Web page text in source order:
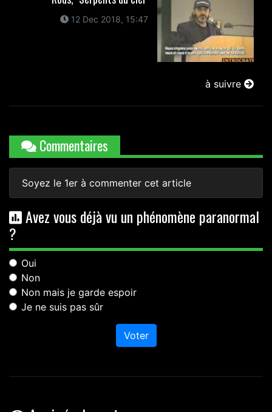
12 Dec 2018, 15:47
à suivre
Commentaires
Soyez le 1er à commenter cet article
Avez vous déjà vu un phénomène paranormal
?
Oui
Non
Non mais je garde espoir
Je ne suis pas sûr
Voter